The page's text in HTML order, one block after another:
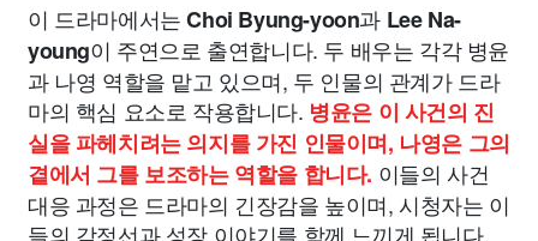
이 드라마에서는Choi Byung-yoon과 Lee Na-
young이 주연으로 출연합니다. 두 배우는 각각 병윤
과 나영 역할을 맡고 있으며, 두 인물의 관계가 드라
마의 핵심 요소로 작용합니다. 병윤은 이 사건의 진
실을 파헤치려는 의지를 가진 인물이며, 나영은 그의
곁에서 그를 보조하는 역할을 합니다. 이들의 사건
대응 과정은 드라마의 긴장감을 높이며, 시청자는 이
들의 감정선과 성장 이야기를 함께 느끼게 됩니다.